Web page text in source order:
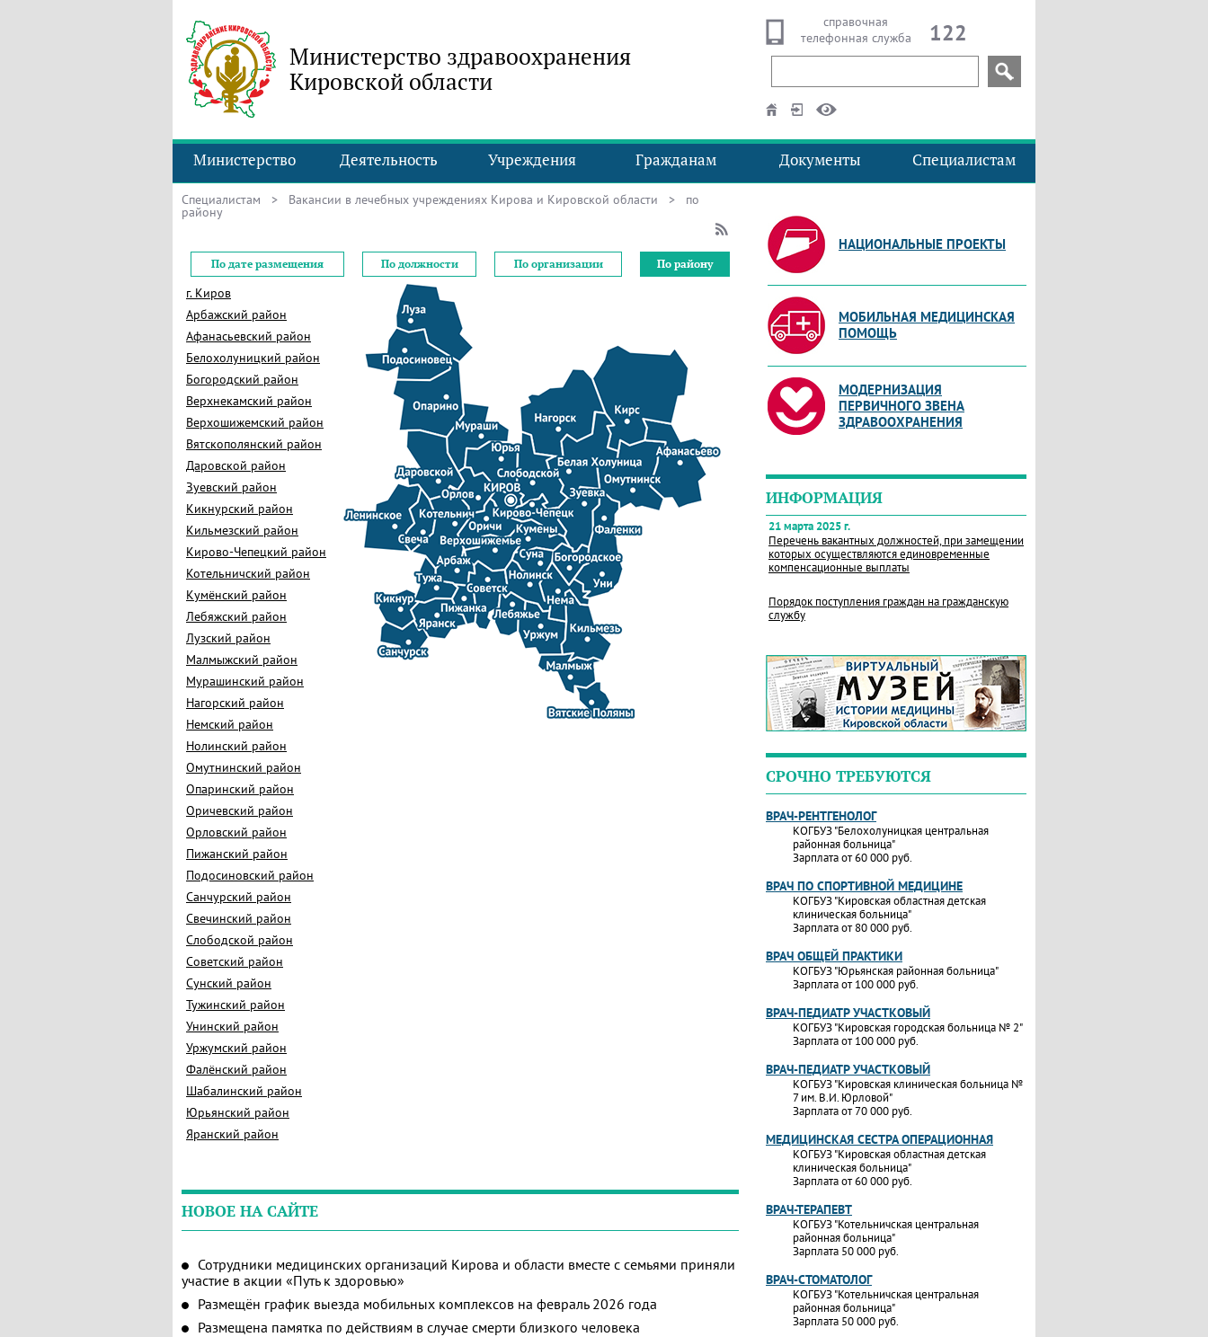
Министерство здравоохранения
Кировской области
справочная
телефонная служба
122
Министерство Деятельность Учреждения Гражданам Документы Специалистам
Специалистам > Вакансии в лечебных учреждениях Кирова и Кировской области > по
району
По дате размещения По должности По организации По району
г. Киров
Арбажский район
Афанасьевский район
Белохолуницкий район
Богородский район
Верхнекамский район
Верхошижемский район
Вятскополянский район
Даровской район
Зуевский район
Кикнурский район
Кильмезский район
Кирово-Чепецкий район
Котельничский район
Кумёнский район
Лебяжский район
Лузский район
Малмыжский район
Мурашинский район
Нагорский район
Немский район
Нолинский район
Омутнинский район
Опаринский район
Оричевский район
Орловский район
Пижанский район
Подосиновский район
Санчурский район
Свечинский район
Слободской район
Советский район
Сунский район
Тужинский район
Унинский район
Уржумский район
Фалёнский район
Шабалинский район
Юрьянский район
Яранский район
НОВОЕ НА САЙТЕ
Сотрудники медицинских организаций Кирова и области вместе с семьями приняли
участие в акции «Путь к здоровью»
Размещён график выезда мобильных комплексов на февраль 2026 года
Размещена памятка по действиям в случае смерти близкого человека
НАЦИОНАЛЬНЫЕ ПРОЕКТЫ
МОБИЛЬНАЯ МЕДИЦИНСКАЯ
ПОМОЩЬ
МОДЕРНИЗАЦИЯ
ПЕРВИЧНОГО ЗВЕНА
ЗДРАВООХРАНЕНИЯ
ИНФОРМАЦИЯ
21 марта 2025 г.
Перечень вакантных должностей, при замещении
которых осуществляются единовременные
компенсационные выплаты
Порядок поступления граждан на гражданскую
службу
СРОЧНО ТРЕБУЮТСЯ
ВРАЧ-РЕНТГЕНОЛОГ
КОГБУЗ "Белохолуницкая центральная
районная больница"
Зарплата от 60 000 руб.
ВРАЧ ПО СПОРТИВНОЙ МЕДИЦИНЕ
КОГБУЗ "Кировская областная детская
клиническая больница"
Зарплата от 80 000 руб.
ВРАЧ ОБЩЕЙ ПРАКТИКИ
КОГБУЗ "Юрьянская районная больница"
Зарплата от 100 000 руб.
ВРАЧ-ПЕДИАТР УЧАСТКОВЫЙ
КОГБУЗ "Кировская городская больница № 2"
Зарплата от 100 000 руб.
ВРАЧ-ПЕДИАТР УЧАСТКОВЫЙ
КОГБУЗ "Кировская клиническая больница №
7 им. В.И. Юрловой"
Зарплата от 70 000 руб.
МЕДИЦИНСКАЯ СЕСТРА ОПЕРАЦИОННАЯ
КОГБУЗ "Кировская областная детская
клиническая больница"
Зарплата от 60 000 руб.
ВРАЧ-ТЕРАПЕВТ
КОГБУЗ "Котельничская центральная
районная больница"
Зарплата 50 000 руб.
ВРАЧ-СТОМАТОЛОГ
КОГБУЗ "Котельничская центральная
районная больница"
Зарплата 50 000 руб.